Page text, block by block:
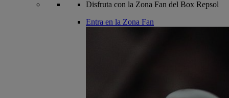
Disfruta con la Zona Fan del Box Repsol
Entra en la Zona Fan